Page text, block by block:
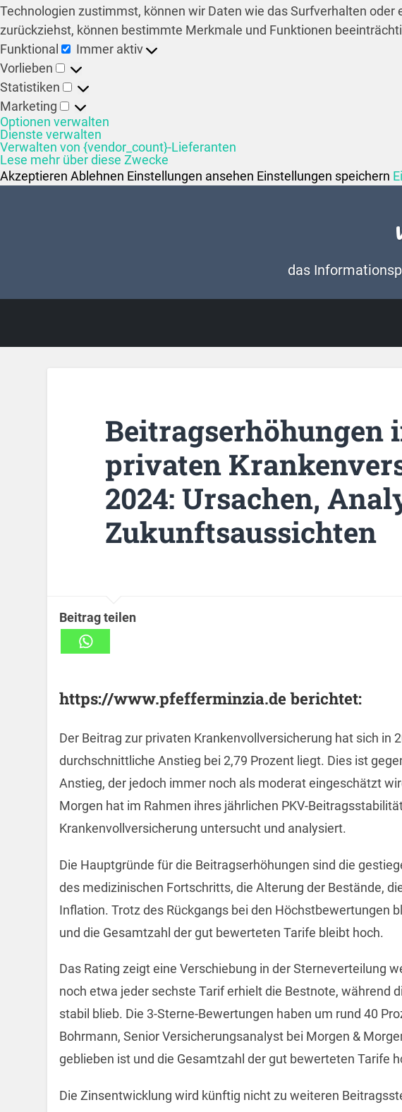
Technologien zustimmst, können wir Daten wie das Surfverhalten
zurückziehst, können bestimmte Merkmale und Funktionen
Funktional
Immer aktiv
Vorlieben
Statistiken
Marketing
Optionen verwalten
Dienste verwalten
Verwalten von {vendor_count}-Lieferanten
Lese mehr über diese Zwecke
Akzeptieren Ablehnen Einstellungen ansehen Einstellungen speichern
das
Beitragserhöhungen
privaten
2024: Ursachen,
Zukunftsaussichten
Beitrag teilen
https://www.pfefferminzia.de berichtet:
Der Beitrag zur privaten Krankenvollversicherung hat sich in
durchschnittliche Anstieg bei 2,79 Prozent liegt. Dies ist
Anstieg, der jedoch immer noch als moderat eingeschätzt
Morgen hat im Rahmen ihres jährlichen PKV-
Krankenvollversicherung untersucht und analysiert.
Die Hauptgründe für die Beitragserhöhungen sind die
des medizinischen Fortschritts, die Alterung der Bestände,
Inflation. Trotz des Rückgangs bei den Höchstbewertungen
und die Gesamtzahl der gut bewerteten Tarife bleibt hoch.
Das Rating zeigt eine Verschiebung in der Sterneverteilung
noch etwa jeder sechste Tarif erhielt die Bestnote, während
stabil blieb. Die 3-Sterne-Bewertungen haben um rund 40
Bohrmann, Senior Versicherungsanalyst bei Morgen &
geblieben ist und die Gesamtzahl der gut bewerteten Tarife
Die Zinsentwicklung wird künftig nicht zu weiteren